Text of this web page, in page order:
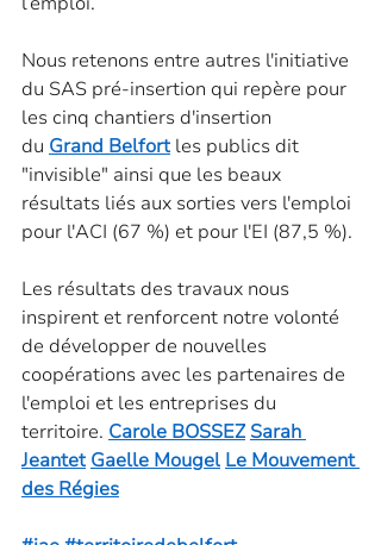
Nous retenons entre autres l'initiative
du SAS pré-insertion qui repère pour
les cinq chantiers d'insertion
du Grand Belfort les publics dit
"invisible" ainsi que les beaux
résultats liés aux sorties vers l'emploi
pour l'ACI (67 %) et pour l'EI (87,5 %).
Les résultats des travaux nous
inspirent et renforcent notre volonté
de développer de nouvelles
coopérations avec les partenaires de
l'emploi et les entreprises du
territoire. Carole BOSSEZ Sarah
Jeantet Gaelle Mougel Le Mouvement
des Régies